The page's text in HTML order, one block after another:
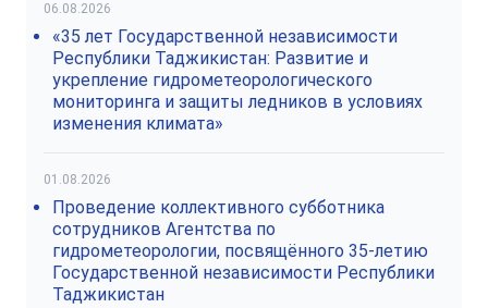
06.08.2026
«35 лет Государственной независимости
Республики Таджикистан: Развитие и
укрепление гидрометеорологического
мониторинга и защиты ледников в условиях
изменения климата»
01.08.2026
Проведение коллективного субботника
сотрудников Агентства по
гидрометеорологии, посвящённого 35-летию
Государственной независимости Республики
Таджикистан